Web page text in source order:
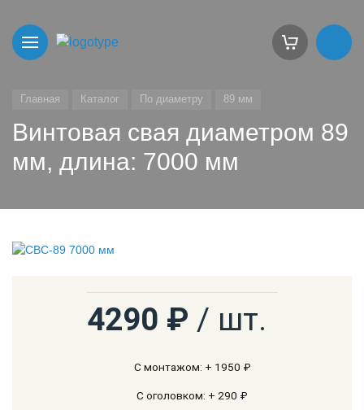
Главная Каталог По диаметру 89 мм
Винтовая свая диаметром 89
мм, длина: 7000 мм
4290 ₽ / шт.
С монтажом: + 1950 ₽
С оголовком: + 290 ₽